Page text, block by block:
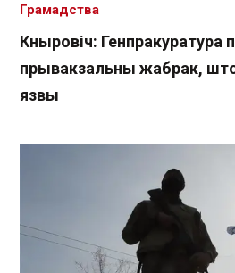
Кныровіч: Генпракуратура
прывакзальны жабрак,
язвы
Грамадства